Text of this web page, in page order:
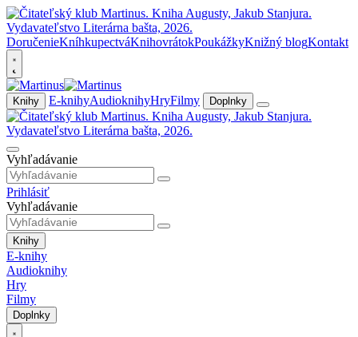
DoručenieKníhkupectváKnihovrátokPoukážkyKnižný blogKontakt
Knihy E-knihyAudioknihyHryFilmy Doplnky
Vyhľadávanie
Prihlásiť
Vyhľadávanie
Knihy
E-knihy
Audioknihy
Hry
Filmy
Doplnky